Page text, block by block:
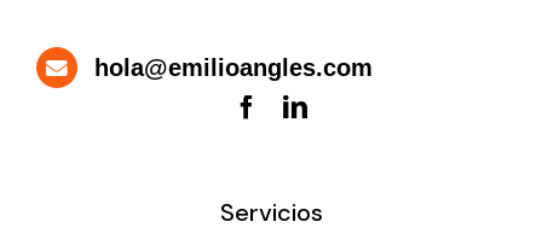
hola@emilioangles.com
Servicios